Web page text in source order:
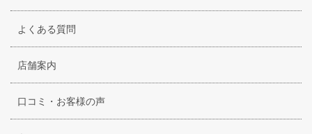
よくある質問
店舗案内
口コミ・お客様の声